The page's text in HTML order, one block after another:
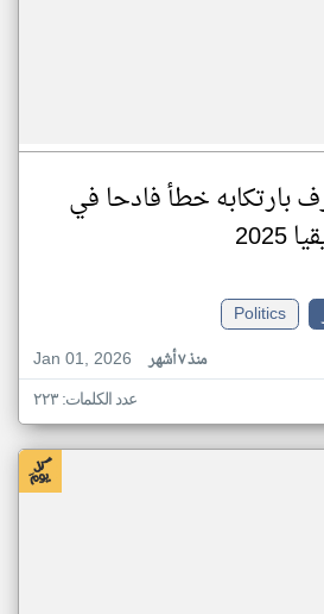
بارتكابه خطأ فادحا في
Politics
Jan 01, 2026
منذ ٧ أشهر
عدد الكلمات: ٢٢٣